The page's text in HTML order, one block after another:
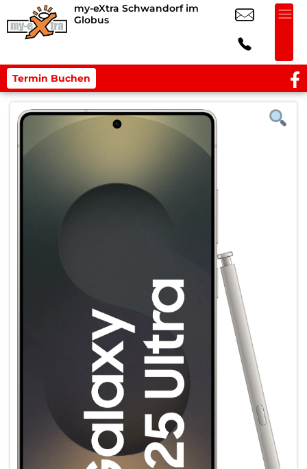
my-eXtra Schwandorf im
Globus
Termin Buchen